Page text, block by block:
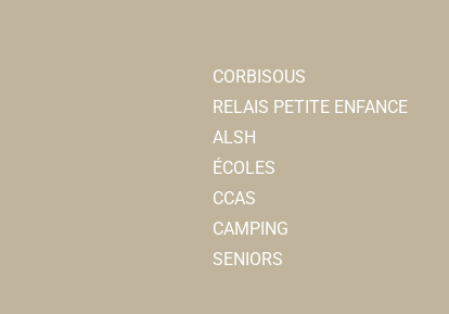
CORBISOUS
RELAIS PETITE ENFANCE
ALSH
ÉCOLES
CCAS
CAMPING
SENIORS